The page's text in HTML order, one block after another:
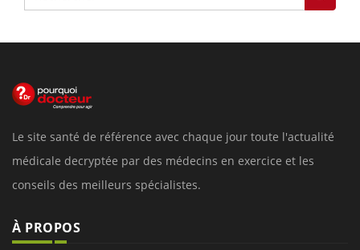
Le site santé de référence avec chaque jour toute l'actualité
médicale decryptée par des médecins en exercice et les
conseils des meilleurs spécialistes.
À PROPOS